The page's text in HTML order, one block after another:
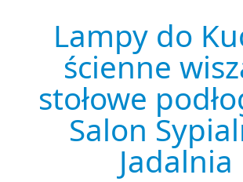
Lampy do
ścienne
stołowe
Salon
Jadalnia